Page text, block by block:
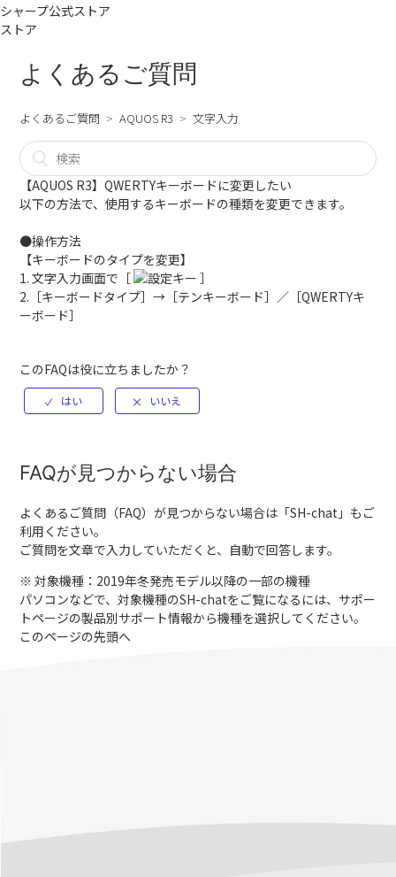
シャープ公式ストア
ストア
よくあるご質問
よくあるご質問 AQUOS R3 文字入力
【AQUOS R3】QWERTYキーボードに変更したい
以下の方法で、使用するキーボードの種類を変更できます。
●操作方法
【キーボードのタイプを変更】
1. 文字入力画面で［
］
2.［キーボードタイプ］→［テンキーボード］／［QWERTYキ
ーボード］
このFAQは役に立ちましたか？
FAQが見つからない場合
よくあるご質問（FAQ）が見つからない場合は「SH-chat 」もご
利用ください。
ご質問を文章で入力していただくと、自動で回答します。
※ 対象機種：2019年冬発売モデル以降の一部の機種
パソコンなどで、対象機種のSH-chatをご覧になるには、サポー
トページの製品別サポート情報から機種を選択してください。
このページの先頭へ